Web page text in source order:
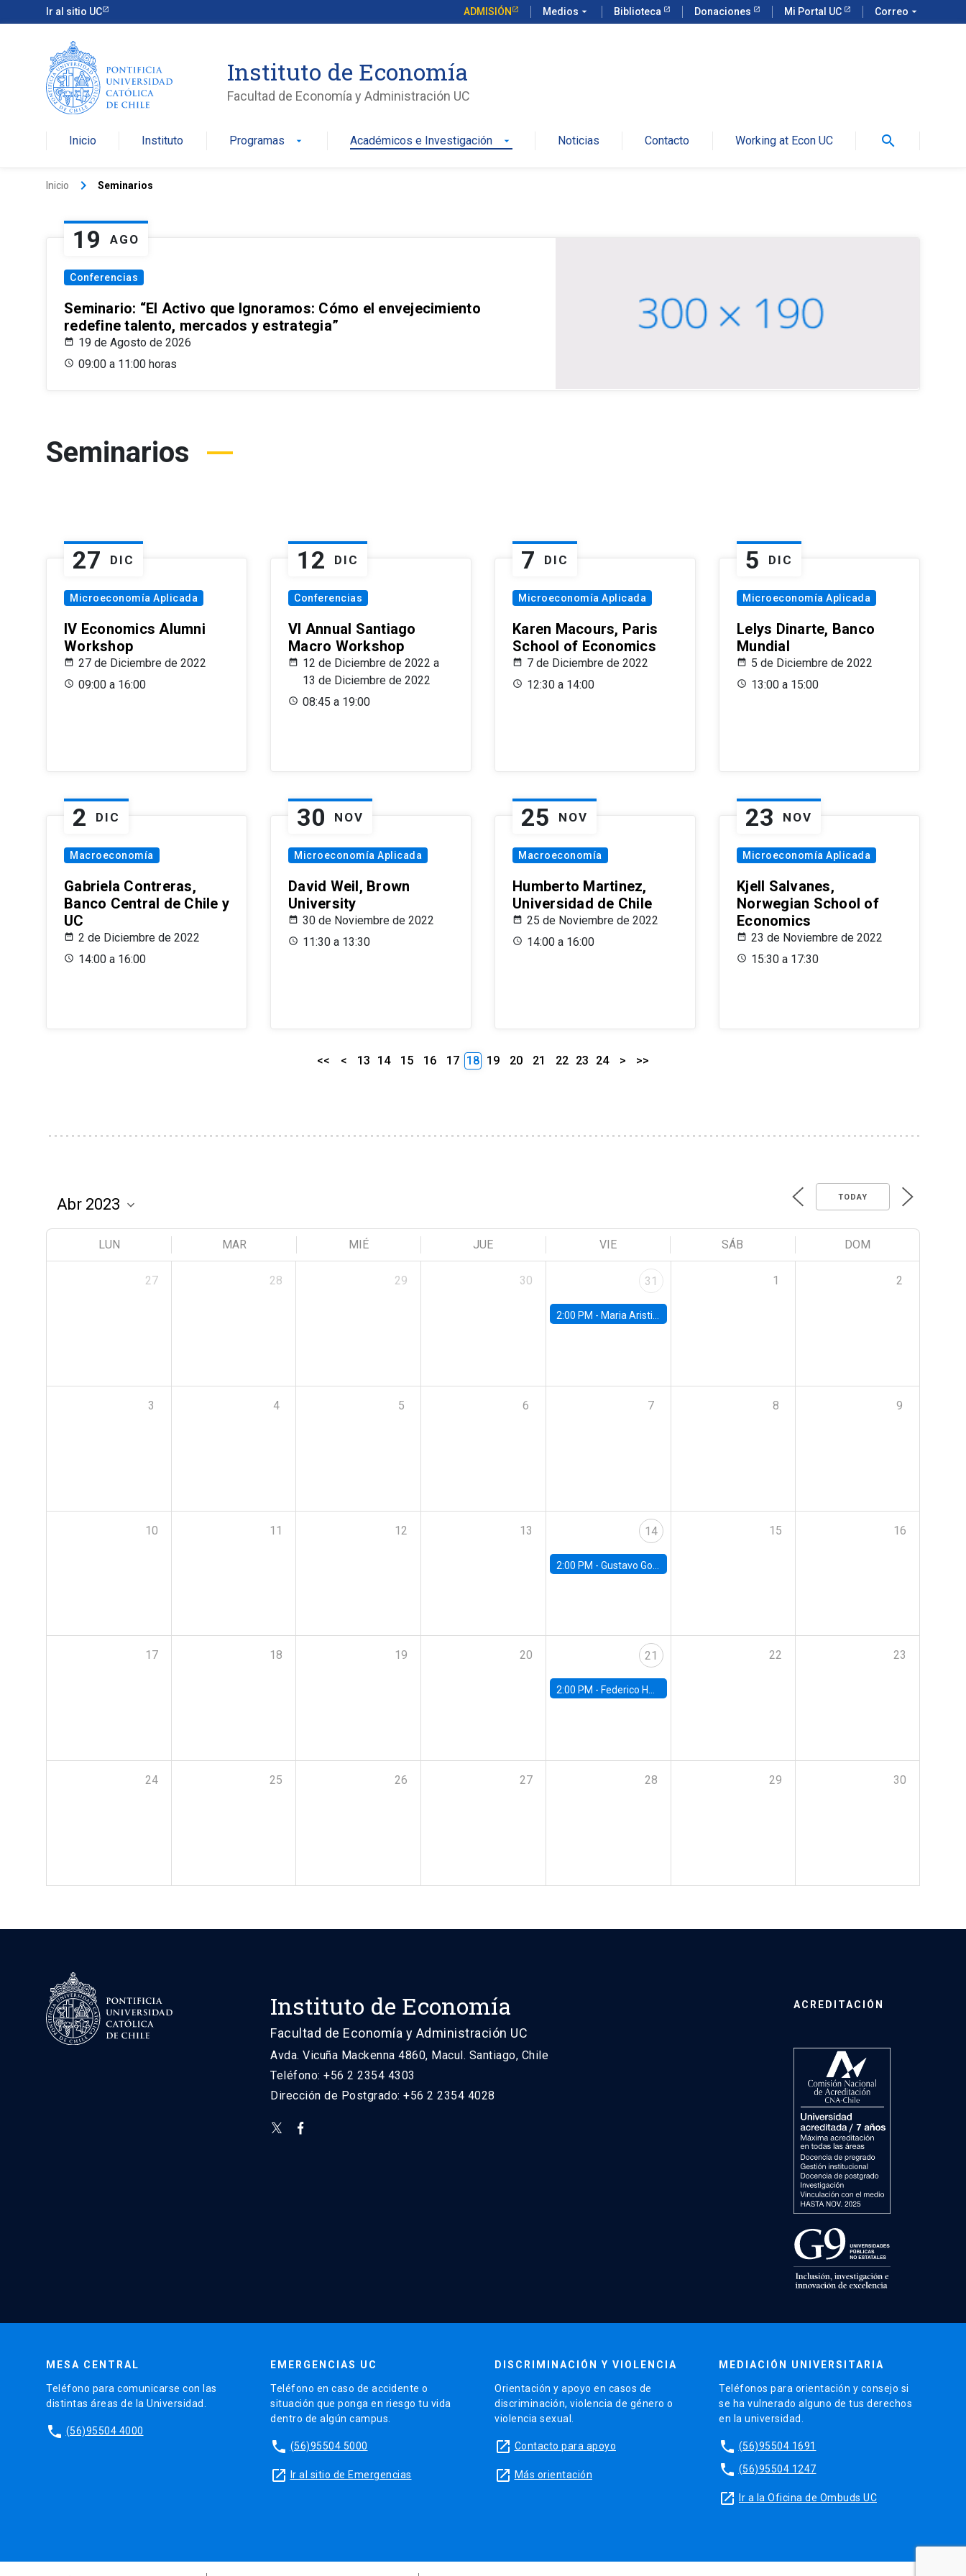
Ir al sitio UC ADMISIÓN Medios arrow_drop_down Biblioteca Donaciones Mi Portal UC Correo arrow_drop_down
Instituto de Economía
Facultad de Economía y Administración UC
Inicio Instituto Programas arrow_drop_down Académicos e Investigación arrow_drop_down Noticias Contacto Working at Econ UC search
Inicio keyboard_arrow_right Seminarios
19 AGO
Conferencias
Seminario: “El Activo que Ignoramos: Cómo el envejecimiento
redefine talento, mercados y estrategia”
19 de Agosto de 2026
09:00 a 11:00 horas
Seminarios
27 DIC
Microeconomía Aplicada
IV Economics Alumni
Workshop
27 de Diciembre de 2022
09:00 a 16:00
12 DIC
Conferencias
VI Annual Santiago
Macro Workshop
12 de Diciembre de 2022 a
13 de Diciembre de 2022
08:45 a 19:00
7 DIC
Microeconomía Aplicada
Karen Macours, Paris
School of Economics
7 de Diciembre de 2022
12:30 a 14:00
5 DIC
Microeconomía Aplicada
Lelys Dinarte, Banco
Mundial
5 de Diciembre de 2022
13:00 a 15:00
2 DIC
Macroeconomía
Gabriela Contreras,
Banco Central de Chile y
UC
2 de Diciembre de 2022
14:00 a 16:00
30 NOV
Microeconomía Aplicada
David Weil, Brown
University
30 de Noviembre de 2022
11:30 a 13:30
25 NOV
Macroeconomía
Humberto Martinez,
Universidad de Chile
25 de Noviembre de 2022
14:00 a 16:00
23 NOV
Microeconomía Aplicada
Kjell Salvanes,
Norwegian School of
Economics
23 de Noviembre de 2022
15:30 a 17:30
<< < 13 14 15 16 17 18 19 20 21 22 23 24 > >>
TODAY
LUN MAR MIÉ JUE VIE SÁB DOM
27 28 29 30 31
2:00 PM - Maria Aristizabal-Ramirez, FED Board
1 2
3 4 5 6 7 8 9
10 11 12 13 14
2:00 PM - Gustavo González - Banco Central de Chile
15 16
17 18 19 20 21
2:00 PM - Federico Huneeus - Banco Central de Chile
22 23
24 25 26 27 28 29 30
Instituto de Economía
Facultad de Economía y Administración UC
Avda. Vicuña Mackenna 4860, Macul. Santiago, Chile
Teléfono: +56 2 2354 4303
Dirección de Postgrado: +56 2 2354 4028
ACREDITACIÓN
MESA CENTRAL
Teléfono para comunicarse con las
distintas áreas de la Universidad.
phone (56)95504 4000
EMERGENCIAS UC
Teléfono en caso de accidente o
situación que ponga en riesgo tu vida
dentro de algún campus.
phone (56)95504 5000
launch Ir al sitio de Emergencias
DISCRIMINACIÓN Y VIOLENCIA
Orientación y apoyo en casos de
discriminación, violencia de género o
violencia sexual.
launch Contacto para apoyo
launch Más orientación
MEDIACIÓN UNIVERSITARIA
Teléfonos para orientación y consejo si
se ha vulnerado alguno de tus derechos
en la universidad.
phone (56)95504 1691
phone (56)95504 1247
launch Ir a la Oficina de Ombuds UC